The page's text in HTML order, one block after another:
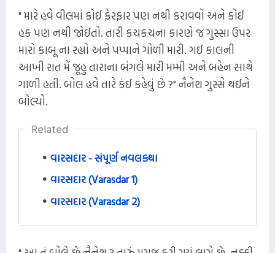
" મારે હવે વીલમાં કોઈ ફેરફાર પણ નથી કરાવવો અને કોઈ
હક પણ નથી જોઈતો. તારી કચકચના કારણે જ ગુસ્સા ઉપર
મારો કાબૂ ના રહ્યો અને પપ્પાને ગોળી મારી. ગઈ કાલની
આખી રાત મેં જૂહુ તારાના બંગલે મારી મમ્મી અને બહેન સાથે
ગાળી હતી. બોલ હવે તારે કંઈ કહેવું છે ?" નૈનેશ ગુસ્સે થઈને
બોલ્યો.
Related
વારસદાર - સંપૂર્ણ નવલકથા
વારસદાર (Varasdar 1)
વારસદાર (Varasdar 2)